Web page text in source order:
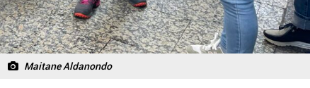
Maitane Aldanondo